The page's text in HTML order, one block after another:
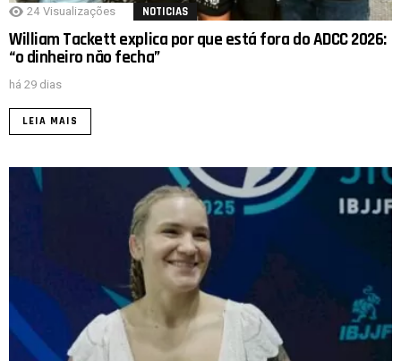
24 Visualizações NOTICIAS
William Tackett explica por que está fora do ADCC 2026:
“o dinheiro não fecha”
há 29 dias
LEIA MAIS